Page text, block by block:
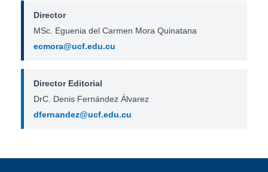
Director
MSc. Eguenia del Carmen Mora Quinatana
ecmora@ucf.edu.cu
Director Editorial
DrC. Denis Fernández Álvarez
dfernandez@ucf.edu.cu